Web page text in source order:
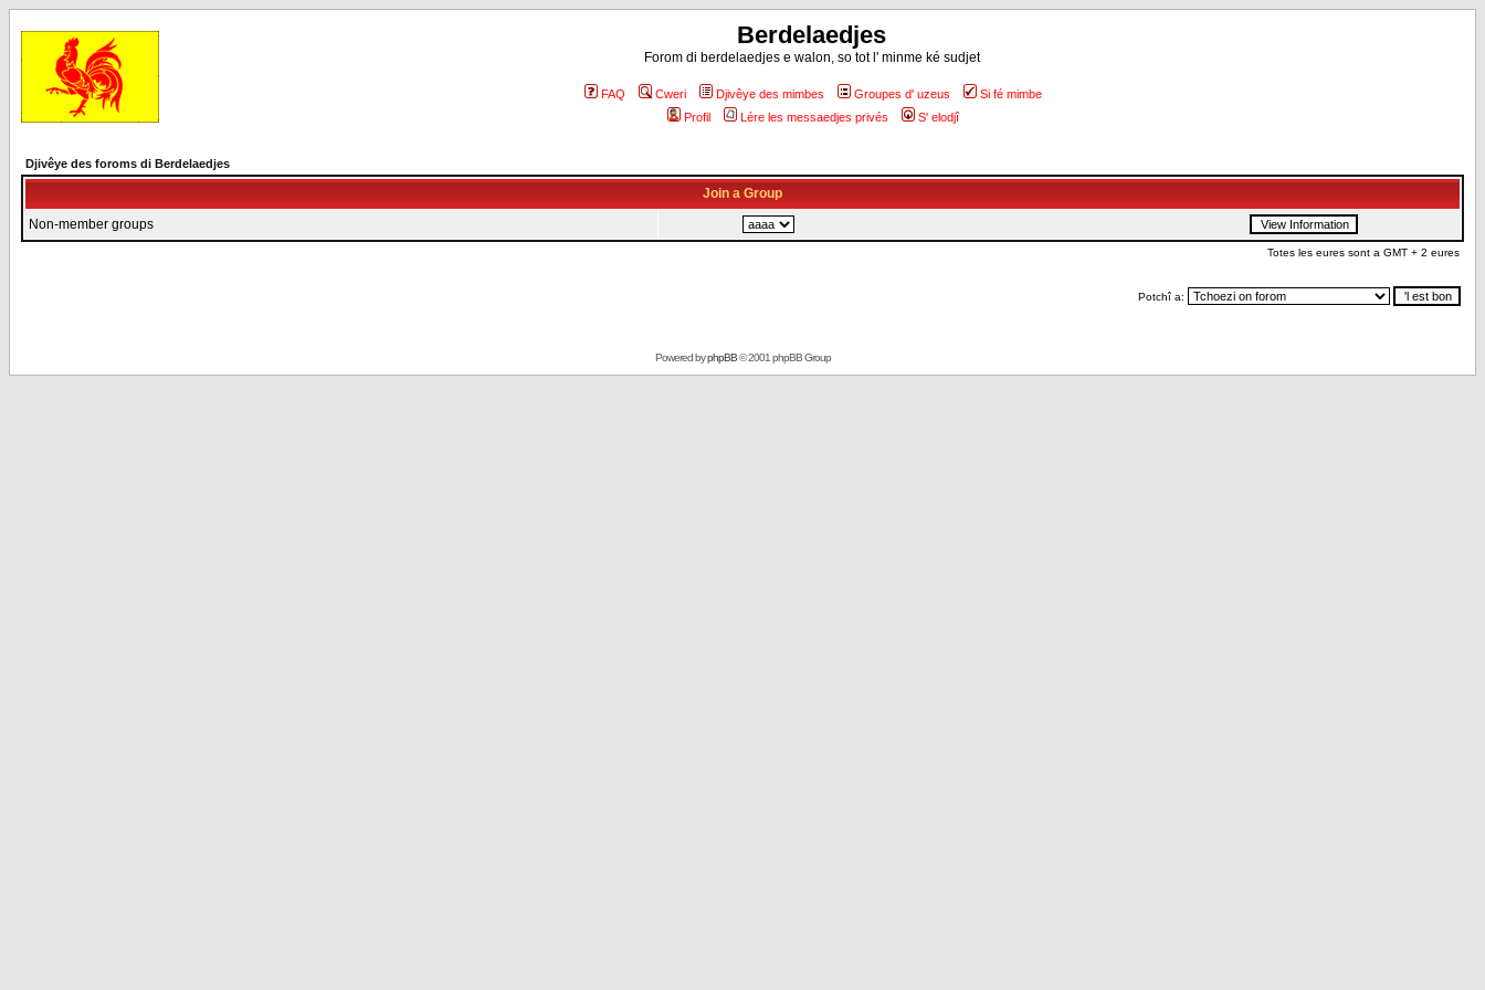
Berdelaedjes
Forom di berdelaedjes e walon, so tot l' minme ké sudjet
FAQ Cweri Djivêye des mimbes Groupes d' uzeus
Si fé mimbe
Profil
Lére les messaedjes privés S' elodjî
Djivêye des foroms di Berdelaedjes
Join a Group
Non-member groups
Totes les eures sont a GMT + 2 eures
Potchî a:
Powered byphpBB© 2001 phpBB Group